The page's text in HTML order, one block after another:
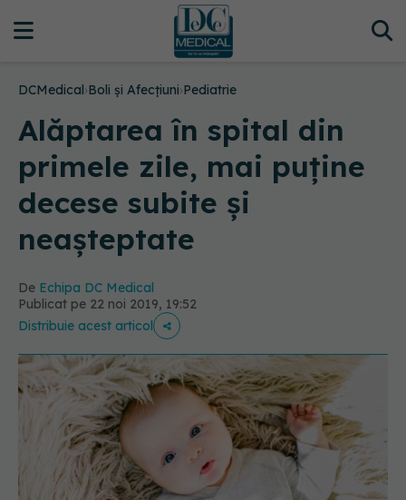
DCMedical›Boli și Afecțiuni›Pediatrie
Alăptarea în spital din
primele zile, mai puține
decese subite și
neașteptate
De Echipa DC Medical
Publicat pe 22 noi 2019, 19:52
Distribuie acest articol